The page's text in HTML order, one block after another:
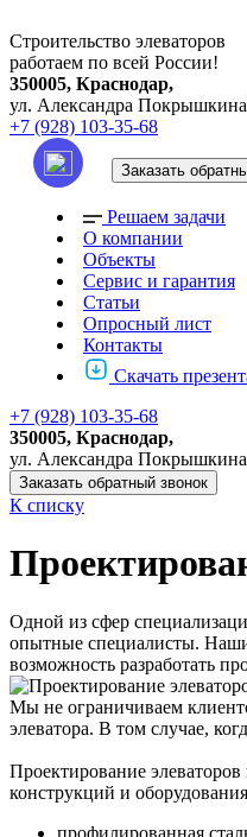
Строительство элеваторов
работаем по всей России!
350005, Краснодар,
ул. Александра
+7 (928) 103-35-68
Заказать
Решаем задачи
О компании
Объекты
Сервис и гарантия
Статьи
Опросный лист
Контакты
Скачать
+7 (928) 103-35-68
350005, Краснодар,
ул. Александра
Заказать обратный звонок
К списку
Одной из сфер
опытные специалисты.
возможность разработать
Мы не ограничиваем
элеватора. В том случае,
Проектирование
конструкций и
профилированная